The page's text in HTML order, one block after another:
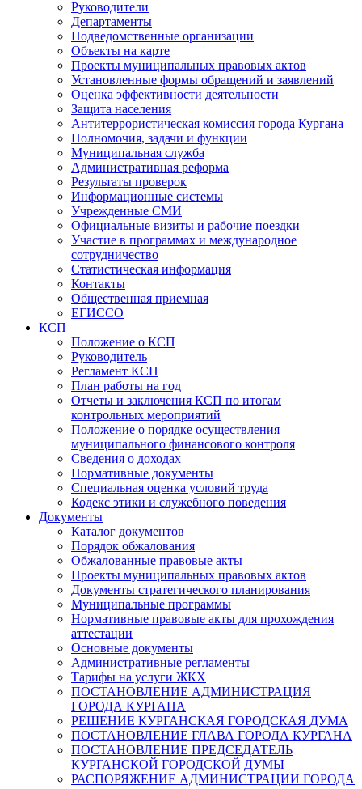
Руководители
Департаменты
Подведомственные организации
Объекты на карте
Проекты муниципальных правовых актов
Установленные формы обращений и заявлений
Оценка эффективности деятельности
Защита населения
Антитеррористическая комиссия города Кургана
Полномочия, задачи и функции
Муниципальная служба
Административная реформа
Результаты проверок
Информационные системы
Учрежденные СМИ
Официальные визиты и рабочие поездки
Участие в программах и международное
сотрудничество
Статистическая информация
Контакты
Общественная приемная
ЕГИССО
КСП
Положение о КСП
Руководитель
Регламент КСП
План работы на год
Отчеты и заключения КСП по итогам
контрольных мероприятий
Положение о порядке осуществления
муниципального финансового контроля
Сведения о доходах
Нормативные документы
Специальная оценка условий труда
Кодекс этики и служебного поведения
Документы
Каталог документов
Порядок обжалования
Обжалованные правовые акты
Проекты муниципальных правовых актов
Документы стратегического планирования
Муниципальные программы
Нормативные правовые акты для прохождения
аттестации
Основные документы
Административные регламенты
Тарифы на услуги ЖКХ
ПОСТАНОВЛЕНИЕ АДМИНИСТРАЦИЯ
ГОРОДА КУРГАНА
РЕШЕНИЕ КУРГАНСКАЯ ГОРОДСКАЯ ДУМА
ПОСТАНОВЛЕНИЕ ГЛАВА ГОРОДА КУРГАНА
ПОСТАНОВЛЕНИЕ ПРЕДСЕДАТЕЛЬ
КУРГАНСКОЙ ГОРОДСКОЙ ДУМЫ
РАСПОРЯЖЕНИЕ АДМИНИСТРАЦИИ ГОРОДА